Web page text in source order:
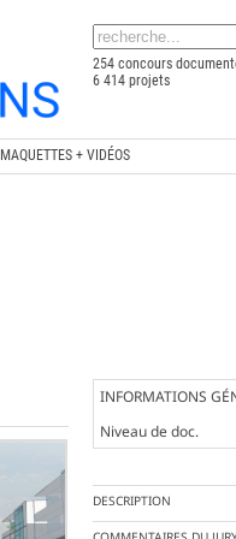
254 concours
6 414 projets
MAQUETTES + VIDÉOS
INFORMATIONS
Niveau de doc.
DESCRIPTION